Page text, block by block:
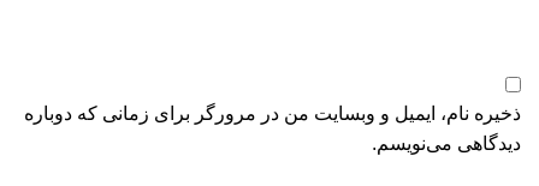
ذخیره نام، ایمیل و وبسایت من در مرورگر برای زمانی که دوباره
دیدگاهی می‌نویسم.